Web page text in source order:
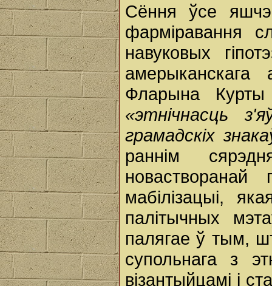
Сёння ўсе яшчэ
фарміравання
навуковых
амерыканскага
Фларына
«этнічнасць
грамадскіх
раннім
мабілізацыі,
палітычных
палягае ў тым,
супольнага з
візантыйцамі і